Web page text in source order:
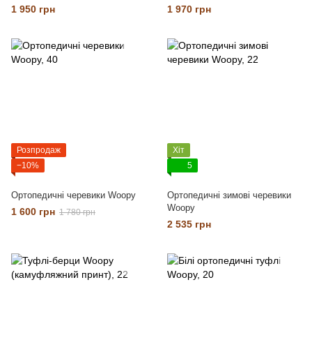
1 950 грн 1 970 грн
Розпродаж
−10%
Ортопедичні черевики Woopy
1 600 грн 1 780 грн
Хіт
5
Ортопедичні зимові черевики
Woopy
2 535 грн